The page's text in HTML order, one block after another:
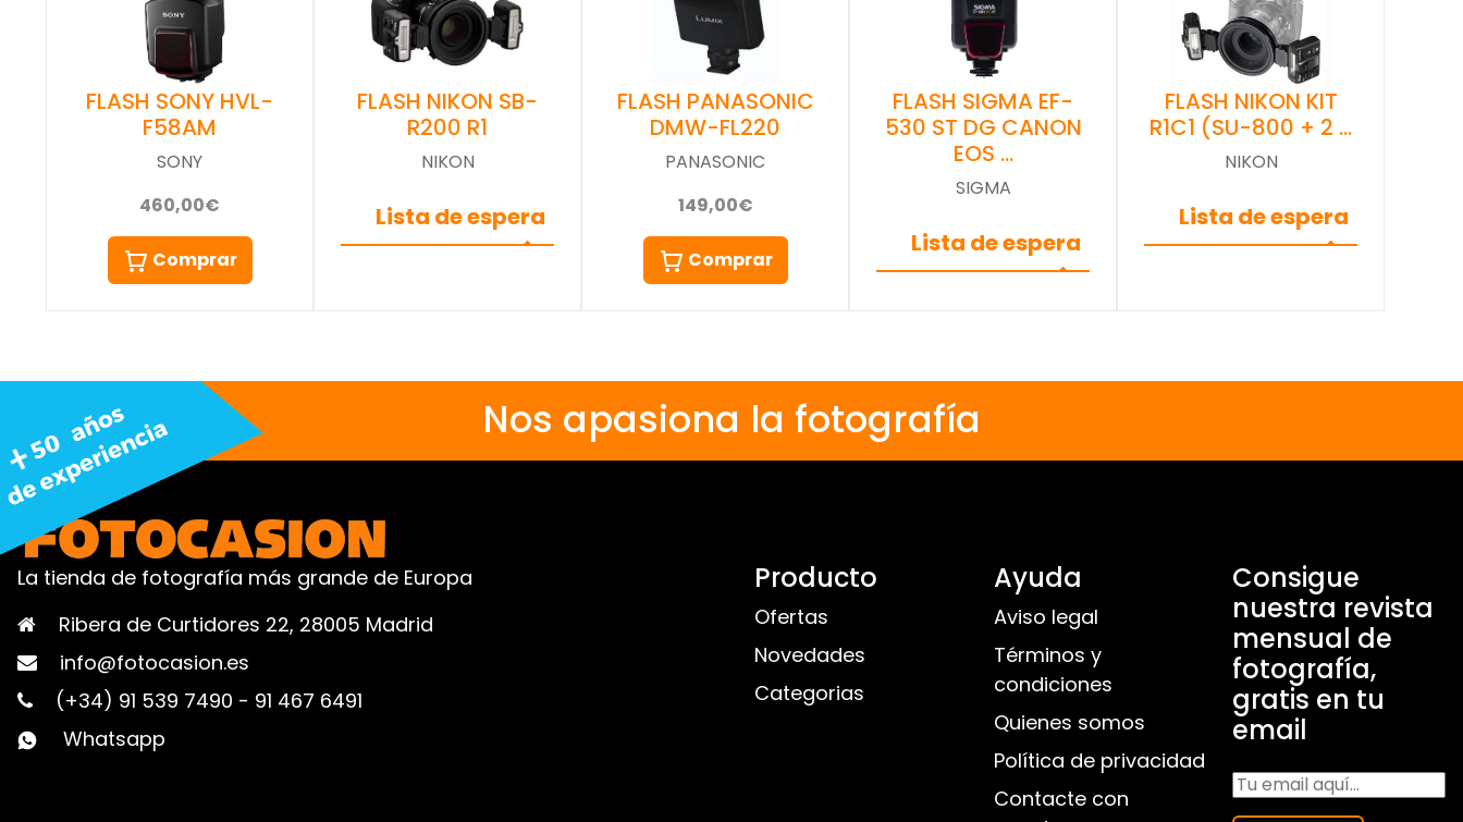
FLASH SONY HVL-
F58AM
SONY
460,00€
Comprar
FLASH NIKON SB-
R200 R1
NIKON
Lista de espera
FLASH PANASONIC
DMW-FL220
PANASONIC
149,00€
Comprar
FLASH SIGMA EF-
530 ST DG CANON
EOS …
SIGMA
Lista de espera
FLASH NIKON KIT
R1C1 (SU-800 + 2 …
NIKON
Lista de espera
Nos apasiona la fotografía
La tienda de fotografía más grande de Europa
Ribera de Curtidores 22, 28005 Madrid
info@fotocasion.es
(+34) 91 539 7490 - 91 467 6491
Whatsapp
Producto
Ofertas
Novedades
Categorias
Ayuda
Aviso legal
Términos y
condiciones
Quienes somos
Política de privacidad
Contacte con
Consigue
nuestra revista
mensual de
fotografía,
gratis en tu
email